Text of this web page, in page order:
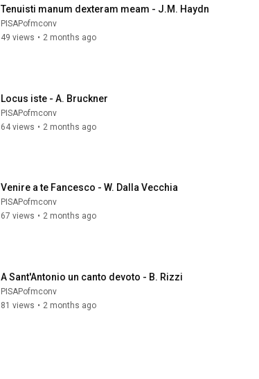
Tenuisti manum dexteram meam - J.M. Haydn
PISAPofmconv
49 views • 2 months ago
Locus iste - A. Bruckner
PISAPofmconv
64 views • 2 months ago
Venire a te Fancesco - W. Dalla Vecchia
PISAPofmconv
67 views • 2 months ago
A Sant'Antonio un canto devoto - B. Rizzi
PISAPofmconv
81 views • 2 months ago